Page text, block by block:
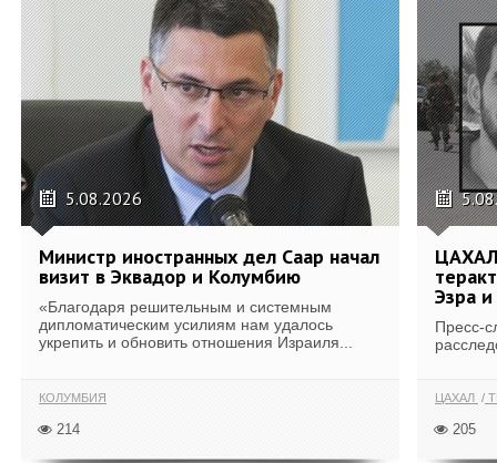
5.08.2026
Министр иностранных дел Саар начал
визит в Эквадор и Колумбию
«Благодаря решительным и системным
дипломатическим усилиям нам удалось
укрепить и обновить отношения Израиля...
КОЛУМБИЯ
214
ЦАХАЛ
Эзра
Пресс-
ЦАХАЛ
205